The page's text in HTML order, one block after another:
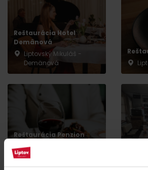
Reštaurácia Hotel
Demänová
Liptovský Mikuláš -
Demänová
Reštaurácia Penzion
Liptovský Mikuláš -
Demänová